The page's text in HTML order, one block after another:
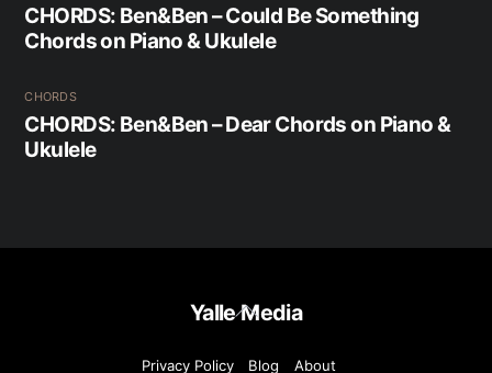
CHORDS: Ben&Ben – Could Be Something
Chords on Piano & Ukulele
CHORDS
CHORDS: Ben&Ben – Dear Chords on Piano &
Ukulele
Back
To
Yalle Media
Privacy Policy Blog About